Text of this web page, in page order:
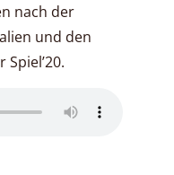
nach der
und den